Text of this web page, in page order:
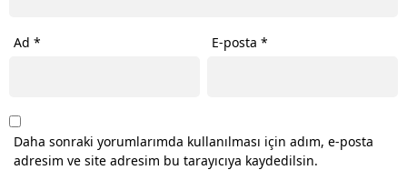
Ad * E-posta*
Daha sonraki yorumlarımda kullanılması için adım, e-posta
adresim ve site adresim bu tarayıcıya kaydedilsin.